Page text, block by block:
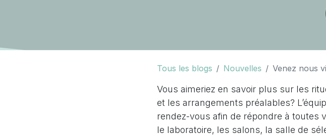
Tous les blogs Nouvelles Venez nous
Vous aimeriez en savoir plus sur les
et les arrangements préalables?
rendez-vous afin de répondre à toutes
le laboratoire, les salons, la salle de